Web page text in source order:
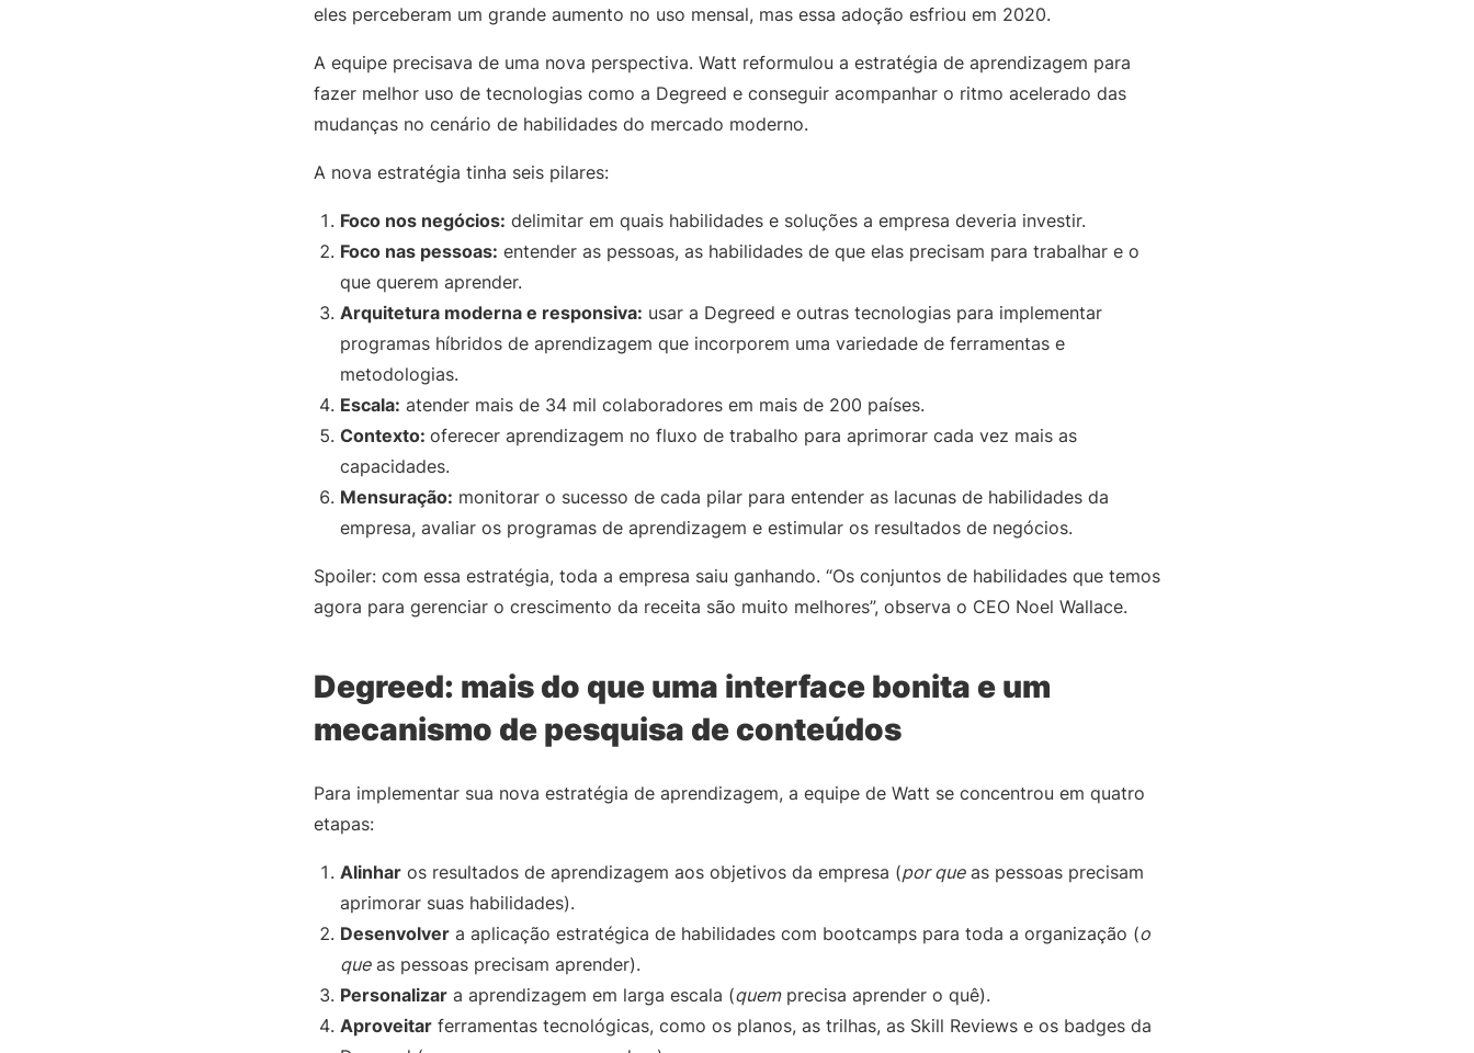
eles perceberam um grande aumento no uso mensal, mas essa adoção esfriou em 2020.
A equipe precisava de uma nova perspectiva. Watt reformulou a estratégia de aprendizagem para
fazer melhor uso de tecnologias como a Degreed e conseguir acompanhar o ritmo acelerado das
mudanças no cenário de habilidades do mercado moderno.
A nova estratégia tinha seis pilares:
Foco nos negócios: delimitar em quais habilidades e soluções a empresa deveria investir.
Foco nas pessoas: entender as pessoas, as habilidades de que elas precisam para trabalhar e o
que querem aprender.
Arquitetura moderna e responsiva: usar a Degreed e outras tecnologias para implementar
programas híbridos de aprendizagem que incorporem uma variedade de ferramentas e
metodologias.
Escala: atender mais de 34 mil colaboradores em mais de 200 países.
Contexto: oferecer aprendizagem no fluxo de trabalho para aprimorar cada vez mais as
capacidades.
Mensuração: monitorar o sucesso de cada pilar para entender as lacunas de habilidades da
empresa, avaliar os programas de aprendizagem e estimular os resultados de negócios.
Spoiler: com essa estratégia, toda a empresa saiu ganhando. “Os conjuntos de habilidades que temos
agora para gerenciar o crescimento da receita são muito melhores”, observa o CEO Noel Wallace.
Degreed: mais do que uma interface bonita e um
mecanismo de pesquisa de conteúdos
Para implementar sua nova estratégia de aprendizagem, a equipe de Watt se concentrou em quatro
etapas:
Alinhar os resultados de aprendizagem aos objetivos da empresa (por queas pessoas precisam
aprimorar suas habilidades).
Desenvolver a aplicação estratégica de habilidades com bootcamps para toda a organização (o
queas pessoas precisam aprender).
Personalizar a aprendizagem em larga escala (quemprecisa aprender o quê).
Aproveitar ferramentas tecnológicas, como os planos, as trilhas, as Skill Reviews e os badges da